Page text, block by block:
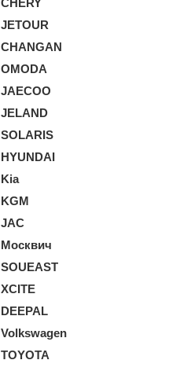
JETOUR
CHANGAN
OMODA
JAECOO
JELAND
SOLARIS
HYUNDAI
Kia
KGM
JAC
Москвич
SOUEAST
XCITE
DEEPAL
Volkswagen
TOYOTA